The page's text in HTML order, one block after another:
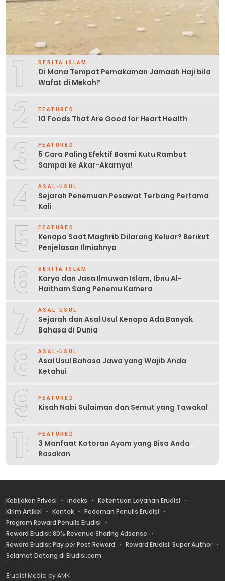
1 BERITA ISLAM
Di Mana Tempat Pemakaman Jamaah Haji bila
Wafat di Mekah?
2 FEATURED
10 Foods That Are Good for Heart Health
3 FEATURED
5 Cara Paling Efektif Basmi Kutu Rambut
Sampai ke Akar-Akarnya!
4 ASAL-USUL
Sejarah Penemuan Pesawat Terbang Pertama
Kali
5 FEATURED
Kenapa Saat Maghrib Dilarang Keluar? Berikut
Penjelasan Ilmiahnya
6 BERITA ISLAM
Karya dan Jasa Ilmuwan Islam, Ibnu Al-
Haitham Sang Penemu Kamera
7 ASAL-USUL
Sejarah dan Asal Usul Kenapa Ada Banyak
Bahasa di Dunia
8 ASAL-USUL
Asal Usul Bahasa Jawa yang Wajib Anda
Ketahui
9 FEATURED
Kisah Nabi Sulaiman dan Semut yang Tawakal
10FEATURED
3 Manfaat Kotoran Ayam yang Bisa Anda
Rasakan
Kebijakan Privasi indeks
Ketentuan Layanan Erudisi
Kirim Artikel
Kontak
Pedoman Penulis Erudisi
Program Reward Penulis Erudisi
Reward Erudisi: 80% Revenue Sharing Adsense
Reward Erudisi: Pay per Post Reward
Reward Erudisi: Super Author
Selamat Datang di Erudisi.com
Erudisi Media by AMK